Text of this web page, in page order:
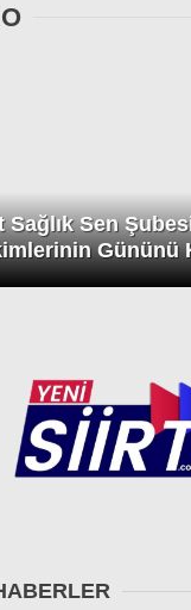
Sağlık Sen
Gününü